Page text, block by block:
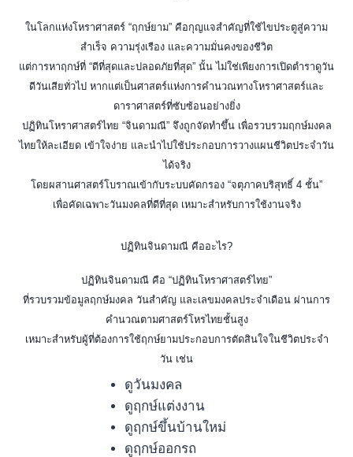
ในโลกแห่งโหราศาสตร์ “ฤกษ์ยาม” คือกุญแจสำคัญที่ใช้ไขประตูสู่ความ
สำเร็จ ความรุ่งเรือง และความมั่นคงของชีวิต
แต่การหาฤกษ์ที่ “ดีที่สุดและปลอดภัยที่สุด” นั้น ไม่ใช่เพียงการเปิดตำราดูวัน
ดีวันเสียทั่วไป หากแต่เป็นศาสตร์แห่งการคำนวณทางโหราศาสตร์และ
ดาราศาสตร์ที่ซับซ้อนอย่างยิ่ง
ปฏิทินโหราศาสตร์ไทย “จินดามณี” จึงถูกจัดทำขึ้น เพื่อรวบรวมฤกษ์มงคล
ไทยให้ละเอียด เข้าใจง่าย และนำไปใช้ประกอบการวางแผนชีวิตประจำวัน
ได้จริง
โดยผสานศาสตร์โบราณเข้ากับระบบคัดกรอง “จตุภาคบริสุทธิ์ 4 ชั้น”
เพื่อคัดเฉพาะวันมงคลที่ดีที่สุด เหมาะสำหรับการใช้งานจริง
ปฏิทินจินดามณี คืออะไร?
ปฏิทินจินดามณี คือ “ปฏิทินโหราศาสตร์ไทย”
ที่รวบรวมข้อมูลฤกษ์มงคล วันสำคัญ และเลขมงคลประจำเดือน ผ่านการ
คำนวณตามศาสตร์โหรไทยชั้นสูง
เหมาะสำหรับผู้ที่ต้องการใช้ฤกษ์ยามประกอบการตัดสินใจในชีวิตประจำ
วัน เช่น
ดูวันมงคล
ดูฤกษ์แต่งงาน
ดูฤกษ์ขึ้นบ้านใหม่
ดูฤกษ์ออกรถ